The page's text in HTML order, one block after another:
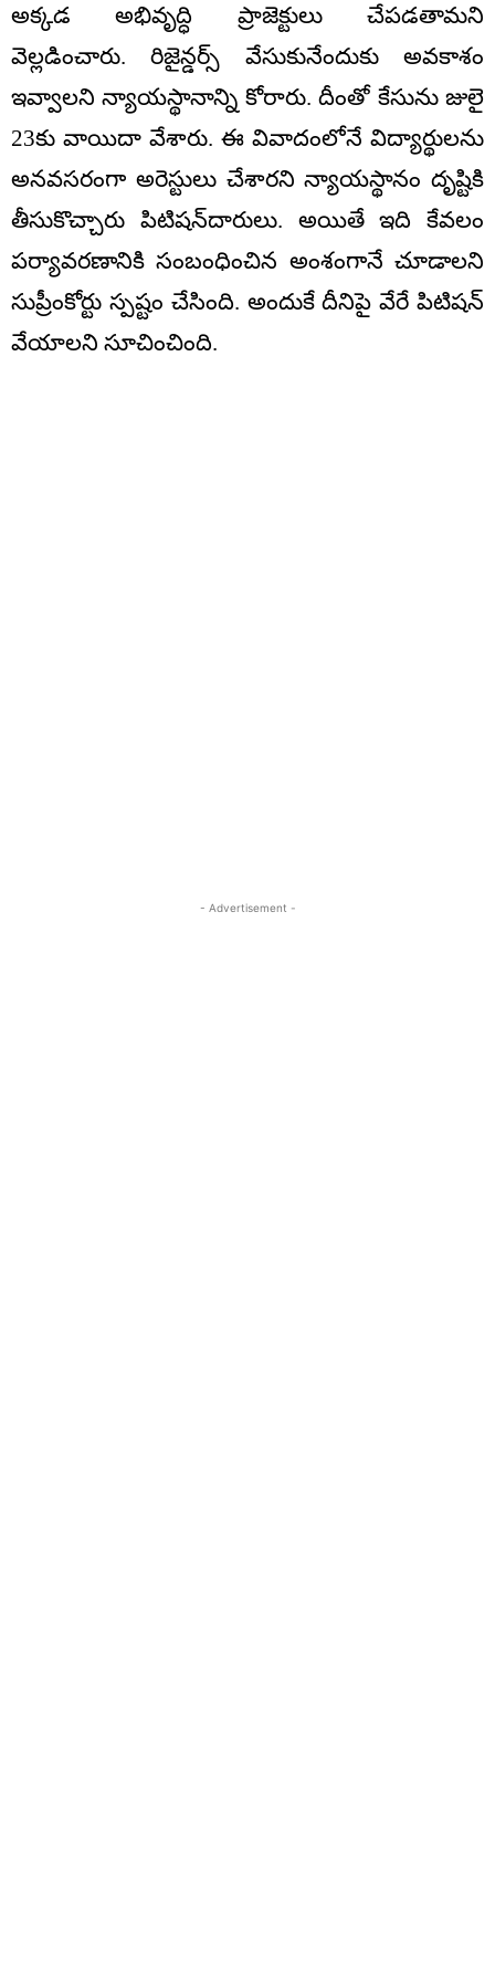
అక్కడ అభివృద్ధి ప్రాజెక్టులు చేపడతామని
వెల్లడించారు. రిజైన్డర్స్‌ వేసుకునేందుకు అవకాశం
ఇవ్వాలని న్యాయస్థానాన్ని కోరారు. దీంతో కేసును జులై
23కు వాయిదా వేశారు. ఈ వివాదంలోనే విద్యార్థులను
అనవసరంగా అరెస్టులు చేశారని న్యాయస్థానం దృష్టికి
తీసుకొచ్చారు పిటిషన్‌దారులు. అయితే ఇది కేవలం
పర్యావరణానికి సంబంధించిన అంశంగానే చూడాలని
సుప్రీంకోర్టు స్పష్టం చేసింది. అందుకే దీనిపై వేరే పిటిషన్
వేయాలని సూచించింది.
- Advertisement -